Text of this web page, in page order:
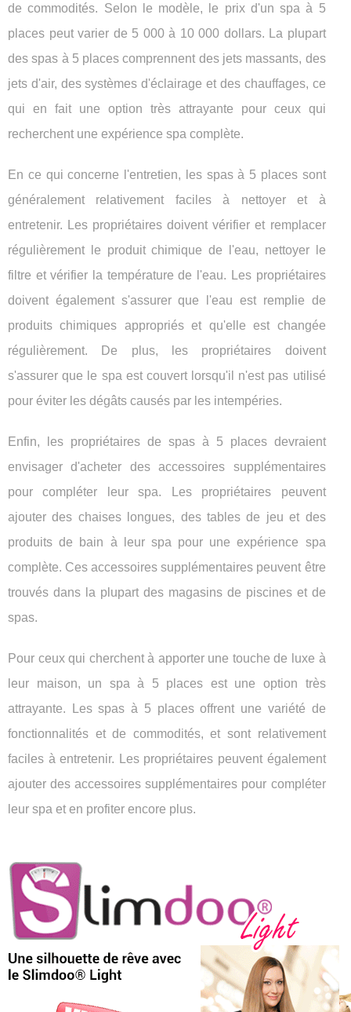
de commodités. Selon le modèle, le prix d'un spa à 5
places peut varier de 5 000 à 10 000 dollars. La plupart
des spas à 5 places comprennent des jets massants, des
jets d'air, des systèmes d'éclairage et des chauffages, ce
qui en fait une option très attrayante pour ceux qui
recherchent une expérience spa complète.
En ce qui concerne l'entretien, les spas à 5 places sont
généralement relativement faciles à nettoyer et à
entretenir. Les propriétaires doivent vérifier et remplacer
régulièrement le produit chimique de l'eau, nettoyer le
filtre et vérifier la température de l'eau. Les propriétaires
doivent également s'assurer que l'eau est remplie de
produits chimiques appropriés et qu'elle est changée
régulièrement. De plus, les propriétaires doivent
s'assurer que le spa est couvert lorsqu'il n'est pas utilisé
pour éviter les dégâts causés par les intempéries.
Enfin, les propriétaires de spas à 5 places devraient
envisager d'acheter des accessoires supplémentaires
pour compléter leur spa. Les propriétaires peuvent
ajouter des chaises longues, des tables de jeu et des
produits de bain à leur spa pour une expérience spa
complète. Ces accessoires supplémentaires peuvent être
trouvés dans la plupart des magasins de piscines et de
spas.
Pour ceux qui cherchent à apporter une touche de luxe à
leur maison, un spa à 5 places est une option très
attrayante. Les spas à 5 places offrent une variété de
fonctionnalités et de commodités, et sont relativement
faciles à entretenir. Les propriétaires peuvent également
ajouter des accessoires supplémentaires pour compléter
leur spa et en profiter encore plus.